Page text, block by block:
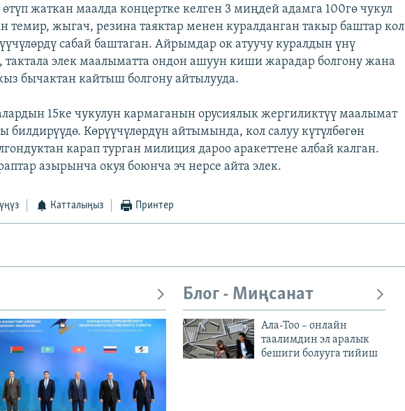
жаткан маалда концертке келген 3 миңдей адамга 100гө чукул
темир, жыгач, резина таяктар менен куралданган такыр баштар кол
сабай баштаган. Айрымдар ок атуучу куралдын үнү
тактала элек маалыматта ондон ашуун киши жарадар болгону жана
бычактан кайтыш болгону айтылууда.
15ке чукулун кармаганын орусиялык жергиликтүү маалымат
билдирүүдө. Көрүүчүлөрдүн айтымында, кол салуу күтүлбөгөн
карап турган милиция дароо аракеттене албай калган.
азырынча окуя боюнча эч нерсе айта элек.
Катталыңыз Принтер
Блог - Миңсанат
Ала-Тоо – онлайн
таалимдин эл аралык
бешиги болууга тийиш